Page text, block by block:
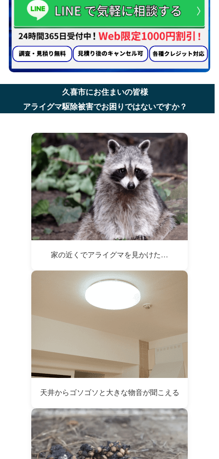
久喜市にお住まいの皆様
アライグマ駆除被害でお困りではないですか？
家の近くでアライグマを見かけた…
天井からゴソゴソと大きな物音が聞こえる